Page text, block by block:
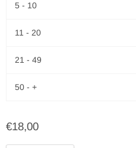
5 - 10
11 - 20
21 - 49
50 - +
€18,00